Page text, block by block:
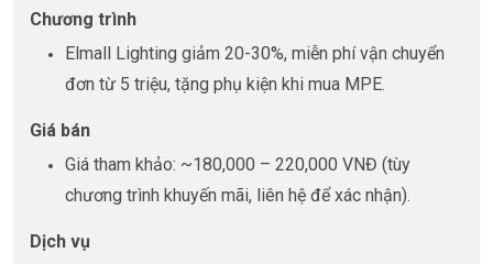
Chương trình
Elmall Lighting giảm 20-30%, miễn phí vận chuyển
đơn từ 5 triệu, tặng phụ kiện khi mua MPE.
Giá bán
Giá tham khảo: ~180,000 – 220,000 VNĐ (tùy
chương trình khuyến mãi, liên hệ để xác nhận).
Dịch vụ